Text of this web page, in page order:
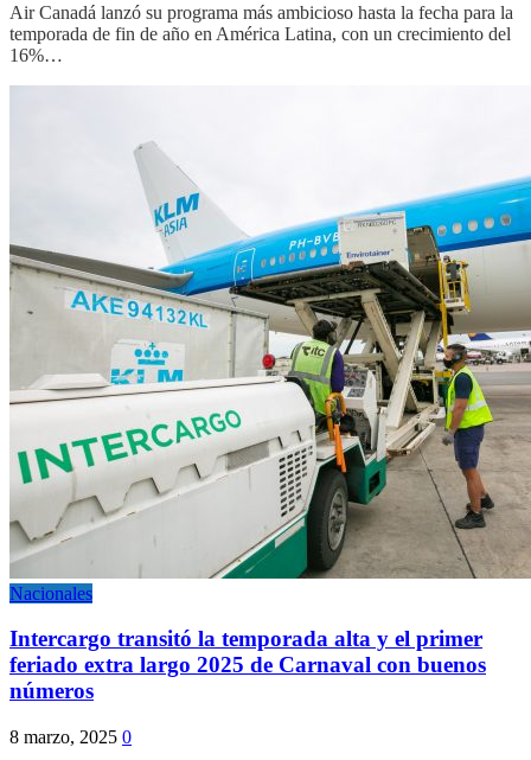
Air Canadá lanzó su programa más ambicioso hasta la fecha para la
temporada de fin de año en América Latina, con un crecimiento del
16%…
Nacionales
Intercargo transitó la temporada alta y el primer
feriado extra largo 2025 de Carnaval con buenos
números
8 marzo, 2025 0